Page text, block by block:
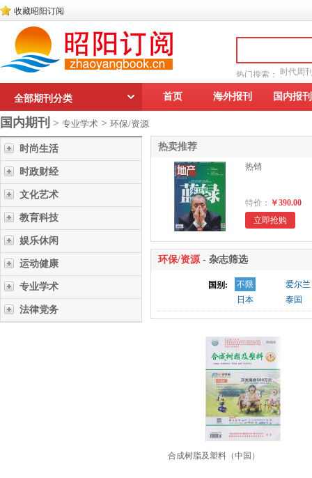
收藏昭阳订阅
热门搜索： 时代周
读者文摘
全部期刊分类 首页 海外报刊 国内报刊
国内期刊 > 专业学术 > 环保/资源
时尚生活
时政财经
文化艺术
教育科技
娱乐休闲
运动健康
专业学术
法律党务
热卖推荐
热销
特价： ￥390.00
立即抢购
环保/资源- 杂志筛选
国别: 不限
爱尔兰
日本
泰国
合成树脂及塑料（中国）